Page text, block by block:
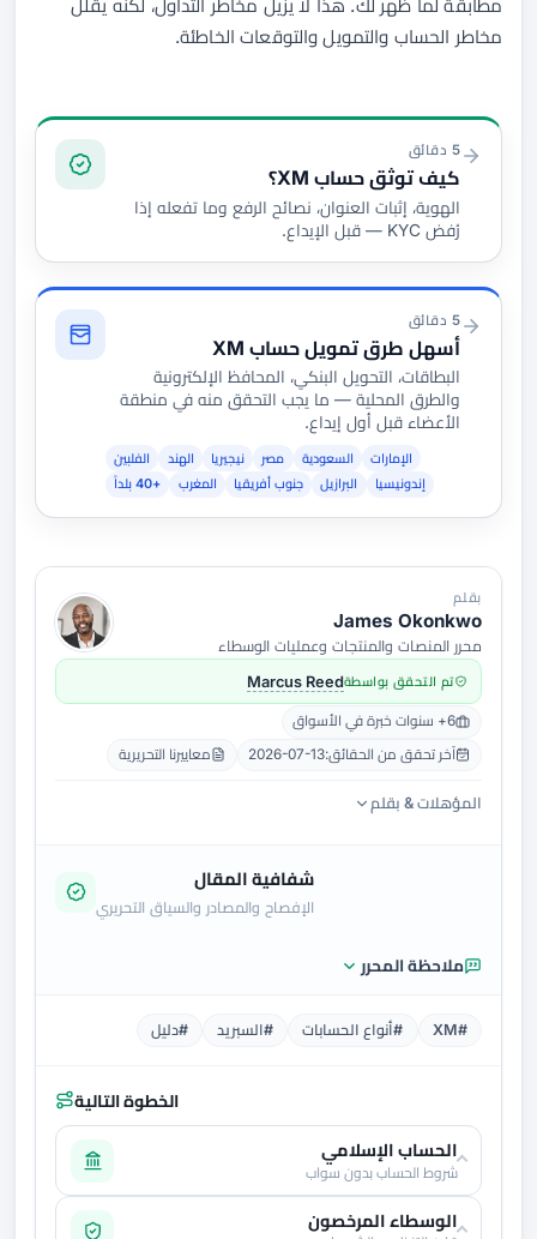
مطابقة لما ظهر لك. هذا لا يزيل مخاطر التداول، لكنه يقلل
مخاطر الحساب والتمويل والتوقعات الخاطئة.
التوثيق والتمويل
5 دقائق
كيف توثق حساب XM؟
الهوية، إثبات العنوان، نصائح الرفع وما تفعله إذا
رُفض KYC — قبل الإيداع.
5 دقائق
أسهل طرق تمويل حساب XM
البطاقات، التحويل البنكي، المحافظ الإلكترونية
والطرق المحلية — ما يجب التحقق منه في منطقة
الأعضاء قبل أول إيداع.
الإمارات السعودية مصر نيجيريا الهند
الفلبين
إندونيسيا
البرازيل جنوب أفريقيا المغرب +40 بلداً
بقلم
James Okonkwo
محرر المنصات والمنتجات وعمليات الوسطاء
تم التحقق بواسطةMarcus Reed
6+ سنوات خبرة في الأسواق
آخر تحقق من الحقائق:2026-07-13 معاييرنا التحريرية
المؤهلات & بقلم
شفافية المقال
الإفصاح والمصادر والسياق التحريري
ملاحظة المحرر
#XM #أنواع الحسابات #السبريد #دليل
الخطوة التالية
الحساب الإسلامي
شروط الحساب بدون سواب
الوسطاء المرخصون